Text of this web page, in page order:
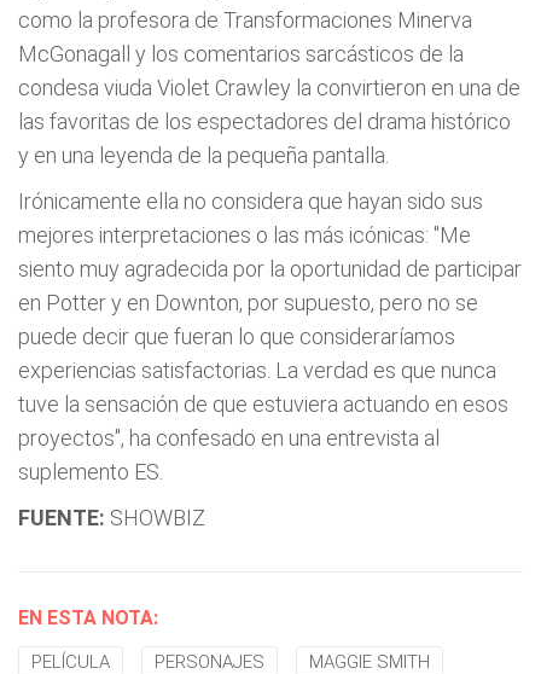
como la profesora de Transformaciones Minerva
McGonagall y los comentarios sarcásticos de la
condesa viuda Violet Crawley la convirtieron en una de
las favoritas de los espectadores del drama histórico
y en una leyenda de la pequeña pantalla.
Irónicamente ella no considera que hayan sido sus
mejores interpretaciones o las más icónicas: "Me
siento muy agradecida por la oportunidad de participar
en Potter y en Downton, por supuesto, pero no se
puede decir que fueran lo que consideraríamos
experiencias satisfactorias. La verdad es que nunca
tuve la sensación de que estuviera actuando en esos
proyectos", ha confesado en una entrevista al
suplemento ES.
FUENTE: SHOWBIZ
EN ESTA NOTA:
PELÍCULA PERSONAJES MAGGIE SMITH